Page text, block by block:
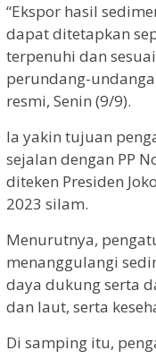
“Ekspor hasil
dapat ditetapkan
terpenuhi dan
perundang-
resmi, Senin (9/9).
Ia yakin tujuan
sejalan dengan PP
diteken Presiden
2023 silam.
Menurutnya,
menanggulangi
daya dukung serta
dan laut, serta
Di samping itu,